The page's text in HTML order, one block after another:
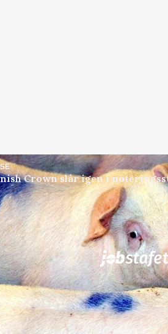
Crown slår igen i
i samarbejde med
Elevplads tilbydes ved
placement Ringkøbing